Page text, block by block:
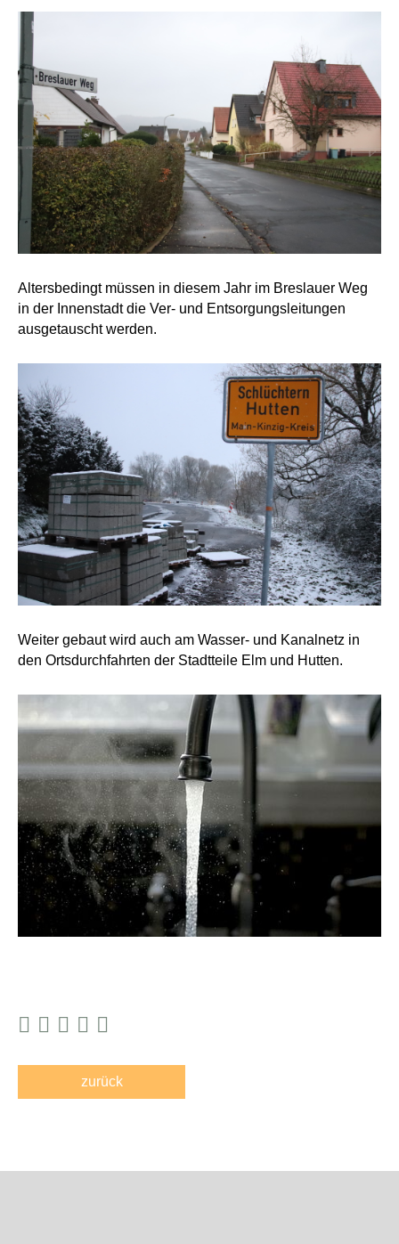
Altersbedingt müssen in diesem Jahr im Breslauer Weg
in der Innenstadt die Ver- und Entsorgungsleitungen
ausgetauscht werden.
Weiter gebaut wird auch am Wasser- und Kanalnetz in
den Ortsdurchfahrten der Stadtteile Elm und Hutten.
zurück